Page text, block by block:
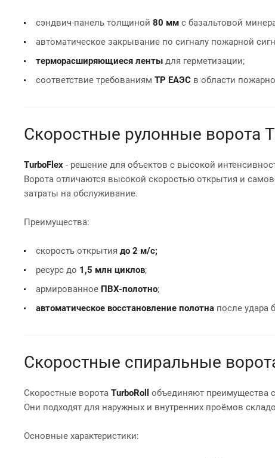
сэндвич-панель толщиной 80 мм с базальтовой
автоматическое закрывание по сигналу пожарной
терморасширяющиеся ленты для герметизации;
соответствие требованиям ТР ЕАЭС в области
Скоростные рулонные ворота
TurboFlex - решение для объектов с высокой
Ворота отличаются высокой скоростью открытия и
затраты на обслуживание.
Преимущества:
скорость открытия до 2 м/с;
ресурс до 1,5 млн циклов;
армированное ПВХ-полотно;
автоматическое восстановление полотна после удара
Скоростные спиральные
Скоростные ворота TurboRoll
объединяют преимущества
Они подходят для наружных и внутренних проёмов
Основные характеристики: